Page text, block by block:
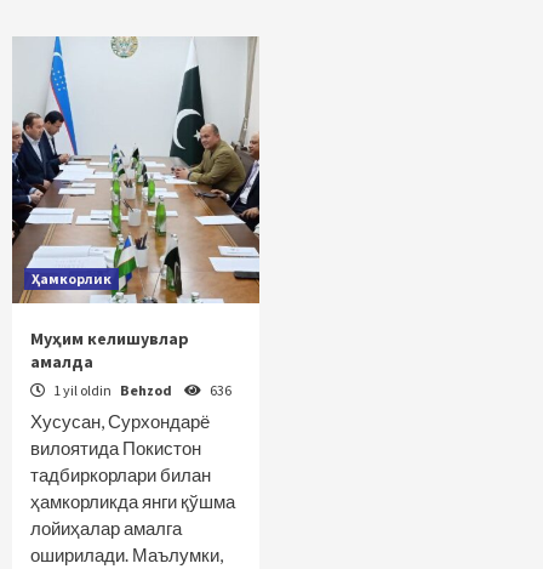
Ҳамкорлик
Муҳим келишувлар
амалда
1 yil oldin Behzod 636
Хусусан, Сурхондарё
вилоятида Покистон
тадбиркорлари билан
ҳамкорликда янги қўшма
лойиҳалар амалга
оширилади. Маълумки,